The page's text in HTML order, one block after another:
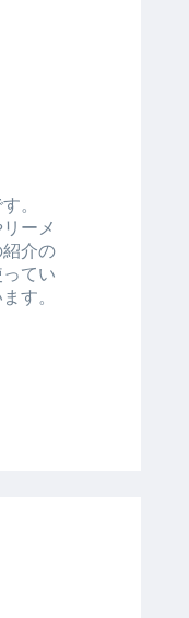
。
ーメ
介の
てい
す。